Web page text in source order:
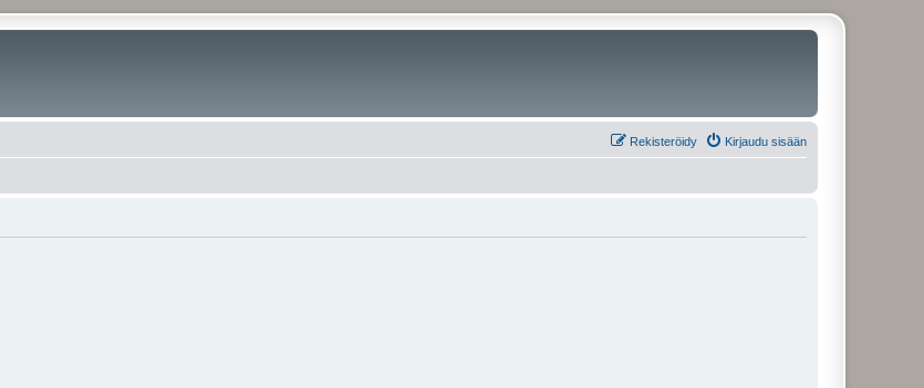
Kirjaudu sisään
Rekisteröidy